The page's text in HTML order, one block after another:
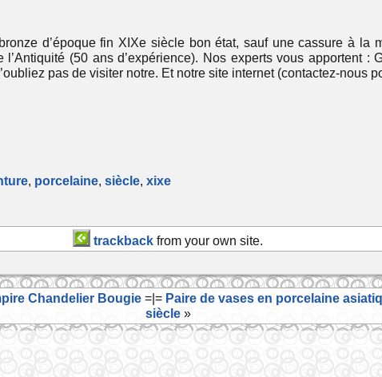
d’époque fin XIXe siècle bon état, sauf une cassure à la
(50 ans d’expérience). Nos experts vous apportent :
pas de visiter notre. Et notre site internet (contactez-nous
, porcelaine, siècle, xixe
trackback from your own site.
Chandelier Bougie =|= Paire de vases en porcelaine
siècle»